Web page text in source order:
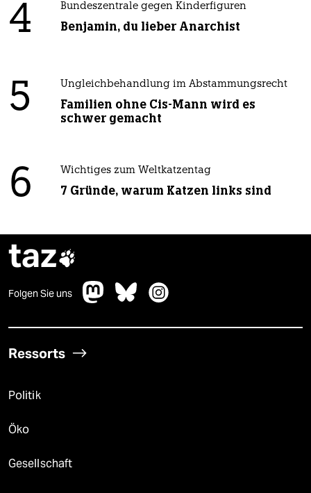
4 Bundeszentrale gegen Kinderfiguren
Benjamin, du lieber Anarchist
5 Ungleichbehandlung im Abstammungsrecht
Familien ohne Cis-Mann wird es
schwer gemacht
6 Wichtiges zum Weltkatzentag
7 Gründe, warum Katzen links sind
taz
Folgen Sie uns
Ressorts
Politik
Öko
Gesellschaft